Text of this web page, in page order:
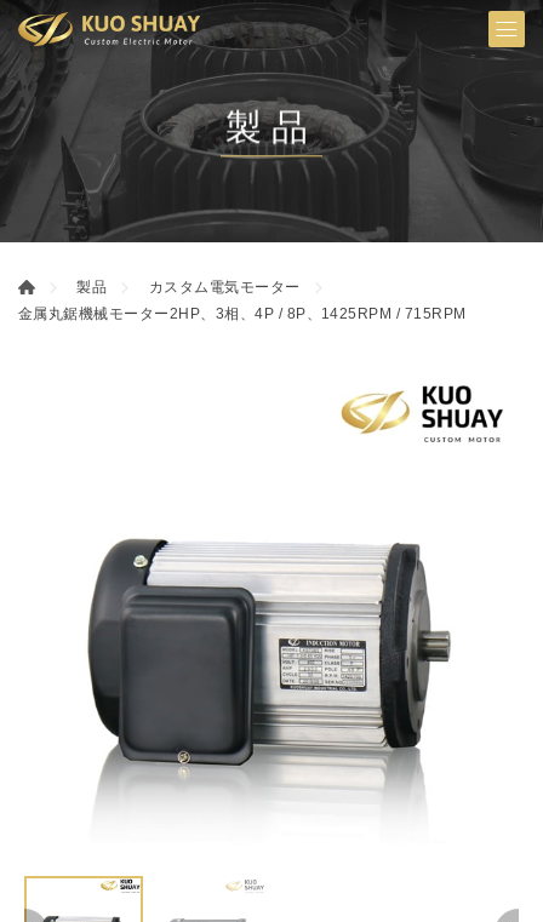
製品
製品
カスタム電気モーター
金属丸鋸機械モーター2HP、3相、4P / 8P、1425RPM / 715RPM